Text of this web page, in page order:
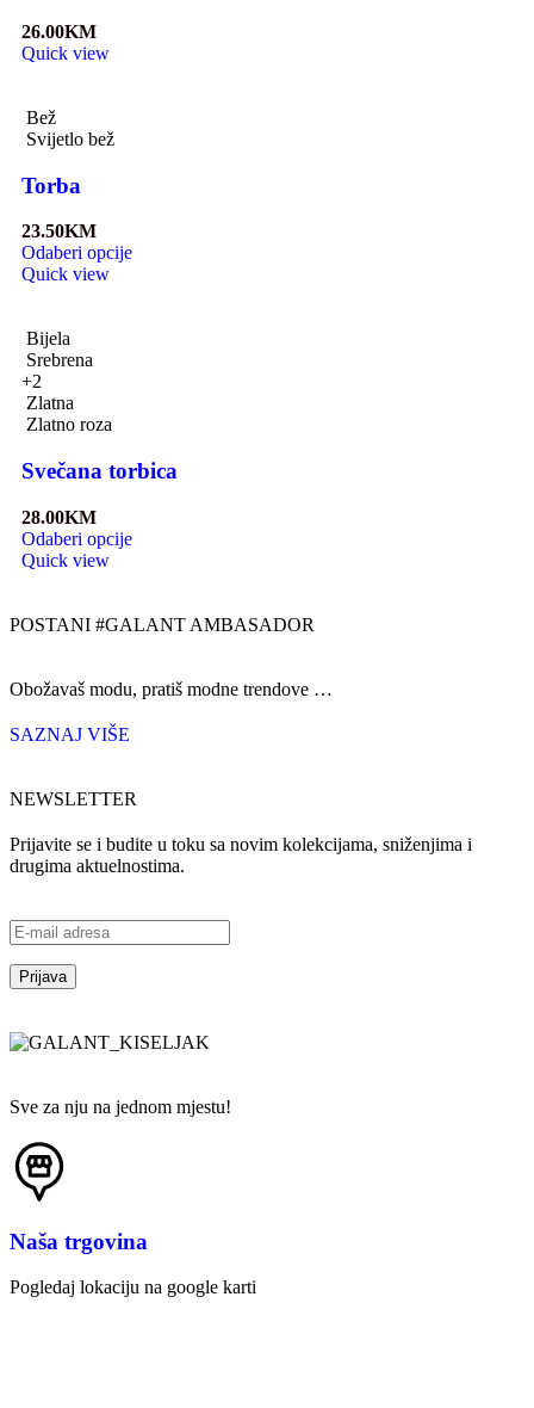
26.00KM
Quick view
Bež
Svijetlo bež
Torba
23.50KM
Odaberi opcije
Quick view
Bijela
Srebrena
+2
Zlatna
Zlatno roza
Svečana torbica
28.00KM
Odaberi opcije
Quick view
POSTANI #GALANT AMBASADOR
Obožavaš modu, pratiš modne trendove …
SAZNAJ VIŠE
NEWSLETTER
Prijavite se i budite u toku sa novim kolekcijama, sniženjima i
drugima aktuelnostima.
Sve za nju na jednom mjestu!
Naša trgovina
Pogledaj lokaciju na google karti